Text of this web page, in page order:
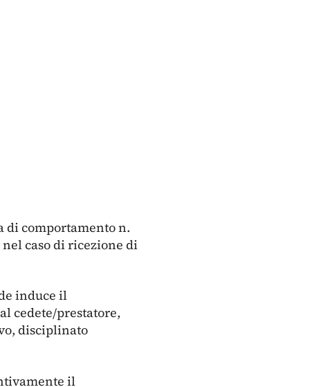
di comportamento n.
caso di ricezione di
induce il
cedete/prestatore,
disciplinato
il